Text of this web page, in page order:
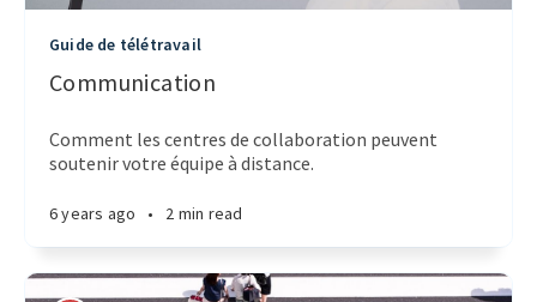
Guide de télétravail
Communication
Comment les centres de collaboration peuvent
soutenir votre équipe à distance.
6 years ago • 2 min read